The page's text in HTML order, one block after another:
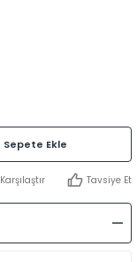
Sepete Ekle
Karşılaştır Tavsiye Et